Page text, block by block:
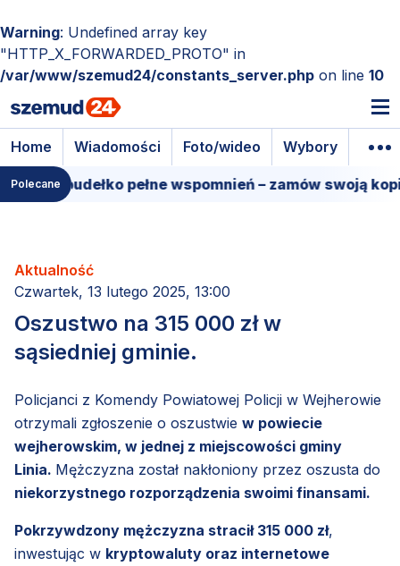
Warning: Undefined array key
"HTTP_X_FORWARDED_PROTO" in
/var/www/szemud24/constants_server.php on line 10
Home Wiadomości Foto/wideo Wybory
Polecanepudełko pełne wspomnień – zamów swoją kopię!
Aktualność
Czwartek, 13 lutego 2025, 13:00
Oszustwo na 315 000 zł w
sąsiedniej gminie.
Policjanci z Komendy Powiatowej Policji w Wejherowie
otrzymali zgłoszenie o oszustwie w powiecie
wejherowskim, w jednej z miejscowości gminy
Linia. Mężczyzna został nakłoniony przez oszusta do
niekorzystnego rozporządzenia swoimi finansami.
Pokrzywdzony mężczyzna stracił 315 000 zł,
inwestując w kryptowaluty oraz internetowe